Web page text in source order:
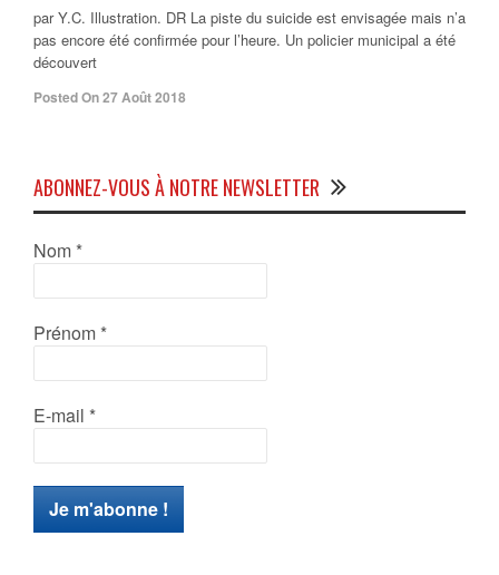
par Y.C. Illustration. DR La piste du suicide est envisagée mais n’a
pas encore été confirmée pour l’heure. Un policier municipal a été
découvert
Posted On 27 Août 2018
ABONNEZ-VOUS À NOTRE NEWSLETTER
Nom *
Prénom *
E-mail *